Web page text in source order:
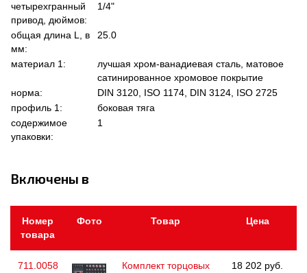
четырехгранный
привод, дюймов:
1/4"
общая длина L, в
мм:
25.0
материал 1:
лучшая хром-ванадиевая сталь, матовое
сатинированное хромовое покрытие
норма:
DIN 3120, ISO 1174, DIN 3124, ISO 2725
профиль 1:
боковая тяга
содержимое
упаковки:
1
Включены в
Номер
товара
Фото Товар Цена
711.0058
Комплект торцовых
18 202 руб.